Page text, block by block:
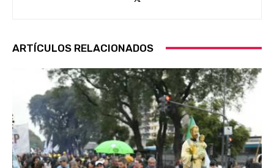
ARTÍCULOS RELACIONADOS